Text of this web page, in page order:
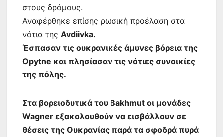
στους δρόμους.
Αναφέρθηκε επίσης ρωσική προέλαση στα
νότια της Avdiivka.
Έσπασαν τις ουκρανικές άμυνες βόρεια της
Opytne και πλησίασαν τις νότιες συνοικίες
της πόλης.
Στα βορειοδυτικά του Bakhmut οι μονάδες
Wagner εξακολουθούν να εισβάλλουν σε
θέσεις της Ουκρανίας παρά τα σφοδρά πυρά